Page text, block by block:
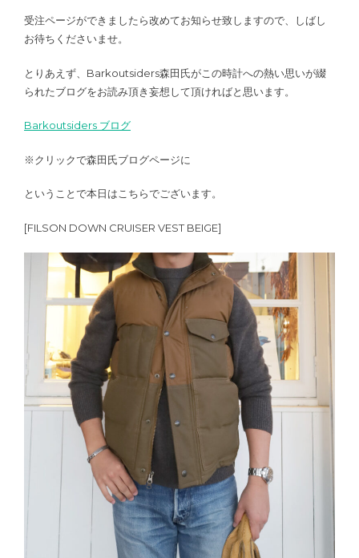
受注ページができましたら改めてお知らせ致しますので、しばし
お待ちくださいませ。
とりあえず、Barkoutsiders森田氏がこの時計への熱い思いが綴
られたブログをお読み頂き妄想して頂ければと思います。
Barkoutsiders ブログ
※クリックで森田氏ブログページに
ということで本日はこちらでございます。
[FILSON DOWN CRUISER VEST BEIGE]